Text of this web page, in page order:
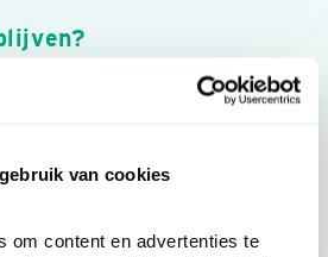
van cookies
om content en advertenties te
nieuws, inspiratie, acties en tips
van Vogelbescherming.